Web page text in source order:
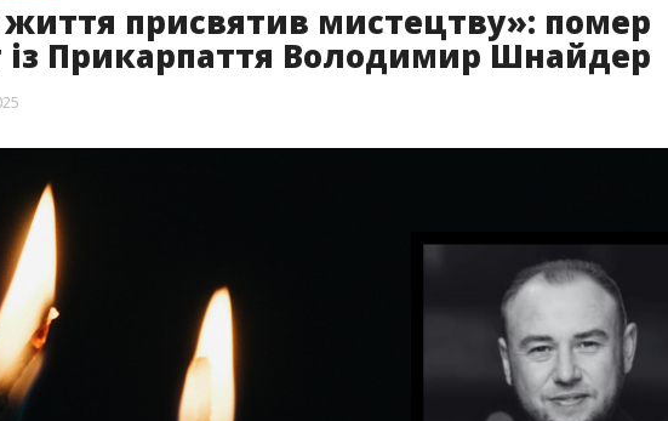
життя присвятив мистецтву»: помер
із Прикарпаття Володимир Шнайдер